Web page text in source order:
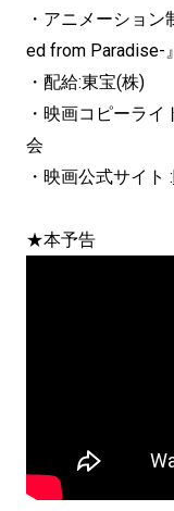
・アニメーション
ed from Paradise-
・配給:東宝(株)
・映画コピーラ
会
・映画公式サイト :
★本予告